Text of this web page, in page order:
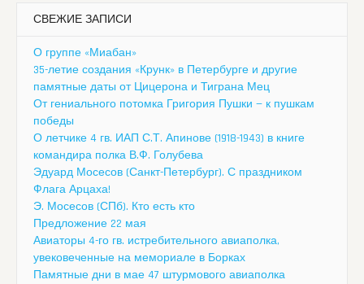
СВЕЖИЕ ЗАПИСИ
О группе «Миабан»
35-летие создания «Крунк» в Петербурге и другие
памятные даты от Цицерона и Тиграна Мец
От гениального потомка Григория Пушки — к пушкам
победы
О летчике 4 гв. ИАП С.Т. Апинове (1918-1943) в книге
командира полка В.Ф. Голубева
Эдуард Мосесов (Санкт-Петербург). С праздником
Флага Арцаха!
Э. Мосесов (СПб). Кто есть кто
Предложение 22 мая
Авиаторы 4-го гв. истребительного авиаполка,
увековеченные на мемориале в Борках
Памятные дни в мае 47 штурмового авиаполка